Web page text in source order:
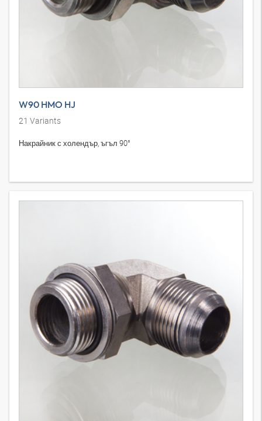
W90 HMO HJ
21 Variants
Накрайник с холендър, ъгъл 90°